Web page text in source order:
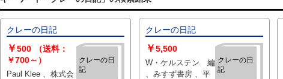
クレーの日記
クレーの日
記
￥500
（送料：
￥700～）
Paul Klee 、株式会
クレーの日記
クレーの日
記
￥5,500
W・ケルステン 編
、みすず書房 、平